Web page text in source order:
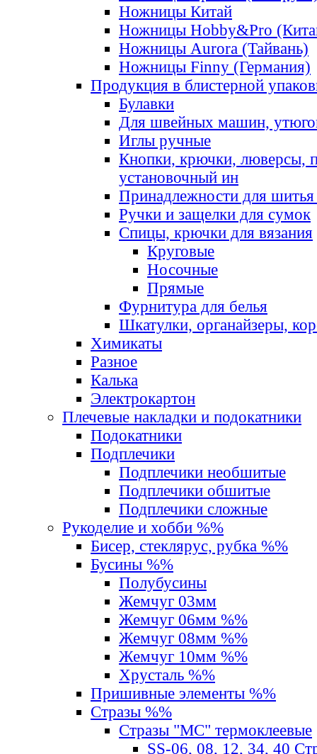
Ножницы Китай
Ножницы Hobby&Pro
Ножницы Aurora (Тайвань)
Ножницы Finny (Германия)
Продукция в блистерной
Булавки
Для швейных машин,
Иглы ручные
Кнопки, крючки, люверсы,
установочный ин
Принадлежности для шитья
Ручки и защелки для сумок
Спицы, крючки для вязания
Круговые
Носочные
Прямые
Фурнитура для белья
Шкатулки, органайзеры,
Химикаты
Разное
Калька
Электрокартон
Плечевые накладки и подокатники
Подокатники
Подплечики
Подплечики необшитые
Подплечики обшитые
Подплечики сложные
Рукоделие и хобби %%
Бисер, стеклярус, рубка %%
Бусины %%
Полубусины
Жемчуг 03мм
Жемчуг 06мм %%
Жемчуг 08мм %%
Жемчуг 10мм %%
Хрусталь %%
Пришивные элементы %%
Стразы %%
Стразы "MС" термоклеевые
SS-06, 08, 12, 34, 40